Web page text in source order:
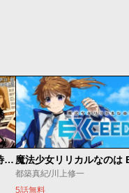
今夜もシリアルキラーと待ち合わせ
都築真紀/川上修一
5話無料